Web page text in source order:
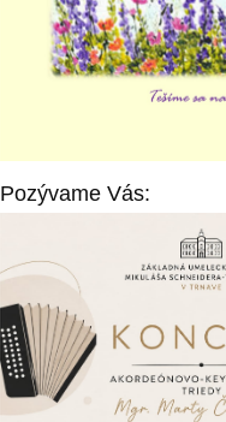
Pozývame Vás: